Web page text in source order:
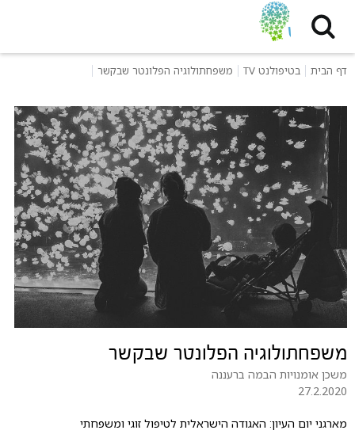
דף הבית בטיפולנט TV משפחתולוגיה הפלונטר שבקשר
משפחתולוגיה הפלונטר שבקשר
משכן אומנויות הבמה ברעננה
27.2.2020
מארגני יום העיון: האגודה הישראלית לטיפול זוגי ומשפחתי